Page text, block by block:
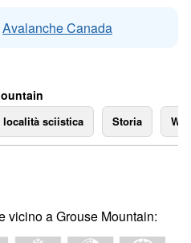
Avalanche Canada
località sciistica Storia
vicino a Grouse Mountain: